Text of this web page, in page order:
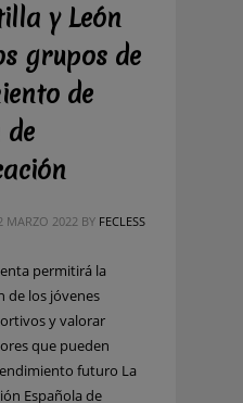
y León
grupos de
de
MARZO 2022 BY FECLESS
permitirá la
de los jóvenes
y valorar
que pueden
futuro La
Española de